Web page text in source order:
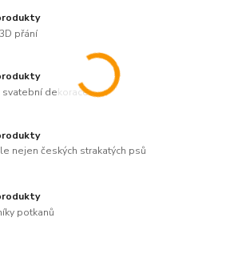
přání
svatební dekorace
nejen českých strakatých psů
potkanů